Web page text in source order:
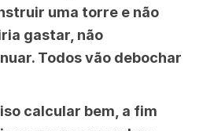
uma torre e não
gastar, não
Todos vão debochar
calcular bem, a fim